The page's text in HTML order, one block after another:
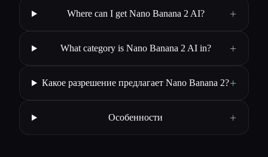
Where can I get Nano Banana 2 AI? +
What category is Nano Banana 2 AI in? +
Какое разрешение предлагает Nano Banana 2?+
Особенности +